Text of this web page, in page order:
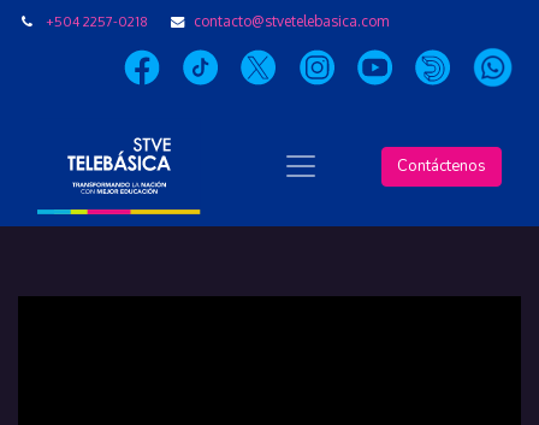
+504 2257-0218 contacto@stvetelebasica.com
Contáctenos